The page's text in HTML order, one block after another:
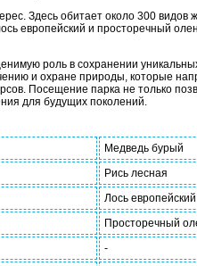
Здесь обитает около 300 видов
европейский и просторечный
роль в сохранении
и охране природы, которые
Посещение парка не только
для будущих поколений.
Медведь бурый
Рись лесная
Лось европейский
Просторечный
-